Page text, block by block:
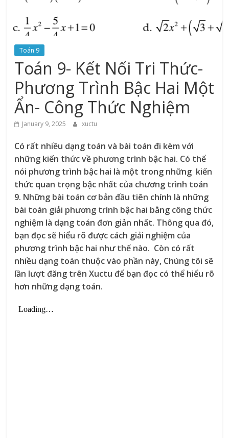
Toán 9
Toán 9- Kết Nối Tri Thức-
Phương Trình Bậc Hai Một
Ẩn- Công Thức Nghiệm
January 9, 2025 xuctu
Có rất nhiều dạng toán và bài toán đi kèm với
những kiến thức về phương trình bậc hai. Có thể
nói phương trình bậc hai là một trong những kiến
thức quan trọng bậc nhất của chương trình toán
9. Những bài toán cơ bản đầu tiên chính là những
bài toán giải phương trình bậc hai bằng công thức
nghiệm là dạng toán đơn giản nhất. Thông qua đó,
bạn đọc sẽ hiểu rõ được cách giải nghiệm của
phương trình bậc hai như thế nào. Còn có rất
nhiều dạng toán thuộc vào phần này, Chúng tôi sẽ
lần lượt đăng trên Xuctu để bạn đọc có thể hiểu rõ
hơn những dạng toán.